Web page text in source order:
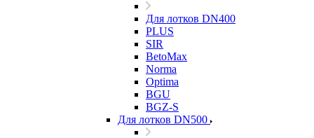
Для лотков DN400
PLUS
SIR
BetoMax
Norma
Optima
BGU
BGZ-S
Для лотков DN500